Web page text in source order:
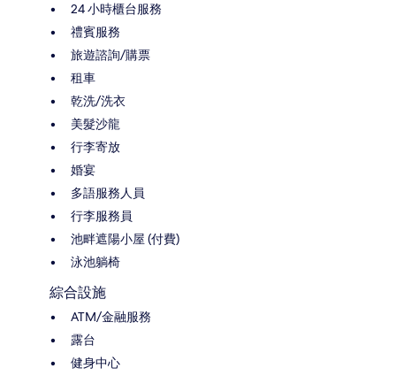
24 小時櫃台服務
禮賓服務
旅遊諮詢/購票
租車
乾洗/洗衣
美髮沙龍
行李寄放
婚宴
多語服務人員
行李服務員
池畔遮陽小屋 (付費)
泳池躺椅
綜合設施
ATM/金融服務
露台
健身中心